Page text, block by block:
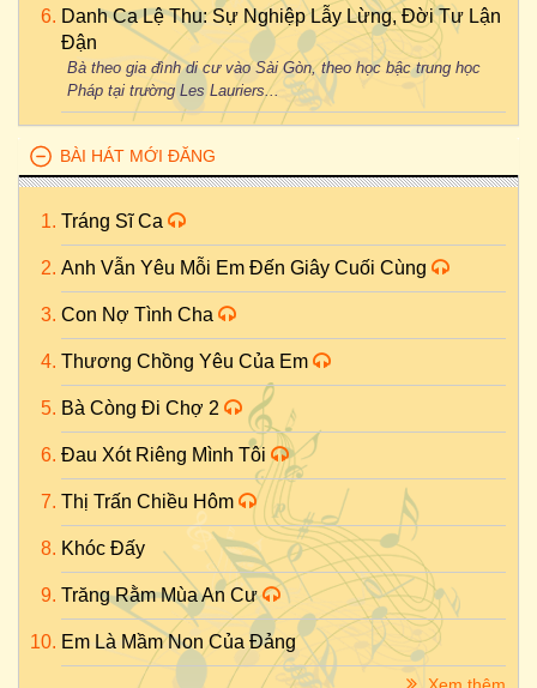
Danh Ca Lệ Thu: Sự Nghiệp Lẫy Lừng, Đời Tư Lận
Đận
Bà theo gia đình di cư vào Sài Gòn, theo học bậc trung học
Pháp tại trường Les Lauriers...
BÀI HÁT MỚI ĐĂNG
Tráng Sĩ Ca
Anh Vẫn Yêu Mỗi Em Đến Giây Cuối Cùng
Con Nợ Tình Cha
Thương Chồng Yêu Của Em
Bà Còng Đi Chợ 2
Đau Xót Riêng Mình Tôi
Thị Trấn Chiều Hôm
Khóc Đấy
Trăng Rằm Mùa An Cư
Em Là Mầm Non Của Đảng